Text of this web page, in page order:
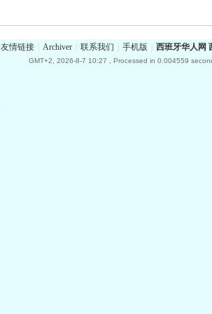
友情链接 Archiver 联系我们 手机版 西班牙华人网
GMT+2, 2026-8-7 10:27 , Processed in 0.004559